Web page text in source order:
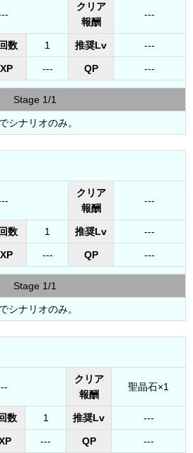
クリア
報酬
---
数 1 推奨Lv ---
--- QP ---
Stage 1/1
シナリオのみ。
クリア
報酬
---
数 1 推奨Lv ---
--- QP ---
Stage 1/1
シナリオのみ。
クリア
報酬
聖晶石×1
数 1 推奨Lv ---
--- QP ---